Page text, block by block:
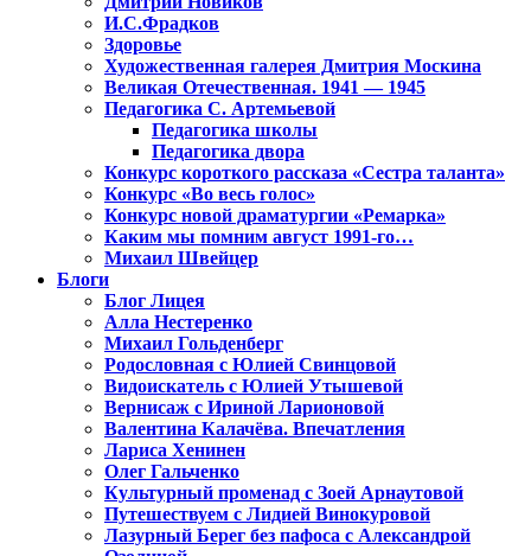
И.С.Фрадков
Здоровье
Художественная галерея Дмитрия Москина
Великая Отечественная. 1941 — 1945
Педагогика С. Артемьевой
Педагогика школы
Педагогика двора
Конкурс короткого рассказа «Сестра таланта»
Конкурс «Во весь голос»
Конкурс новой драматургии «Ремарка»
Каким мы помним август 1991-го…
Михаил Швейцер
Блоги
Блог Лицея
Алла Нестеренко
Михаил Гольденберг
Родословная с Юлией Свинцовой
Видоискатель с Юлией Утышевой
Вернисаж с Ириной Ларионовой
Валентина Калачёва. Впечатления
Лариса Хенинен
Олег Гальченко
Культурный променад с Зоей Арнаутовой
Путешествуем с Лидией Винокуровой
Лазурный Берег без пафоса с Александрой